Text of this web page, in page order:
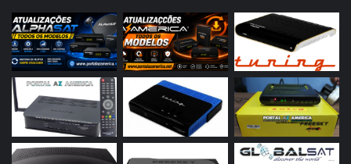
Azamerica S2010
Azamerica S2015
Azamerica S922
Azamerica S922 Mini
Azamerica S928
Azamerica Silver